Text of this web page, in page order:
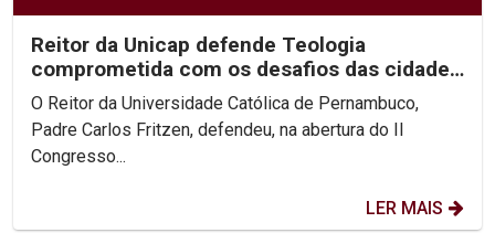
Reitor da Unicap defende Teologia
comprometida com os desafios das cidades
contemporâneas
O Reitor da Universidade Católica de Pernambuco,
Padre Carlos Fritzen, defendeu, na abertura do II
Congresso...
LER MAIS